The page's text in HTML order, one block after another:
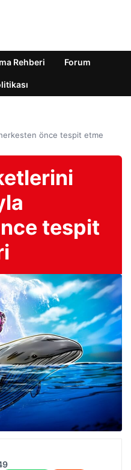
Rehberi Forum
önce tespit etme
tespit